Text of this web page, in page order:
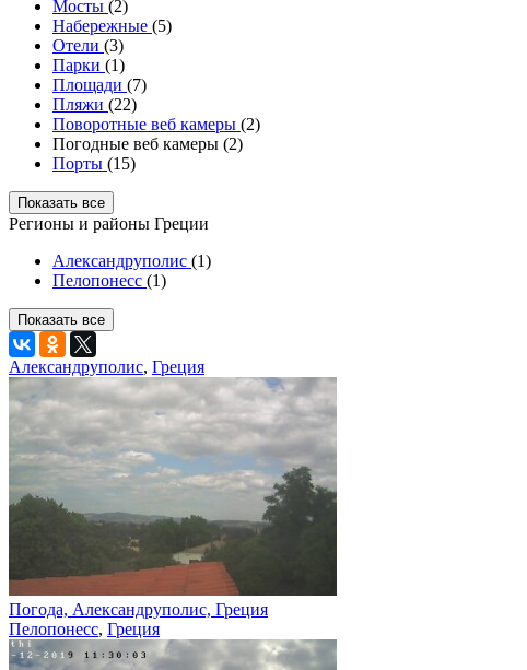
Мосты (2)
Набережные (5)
Отели (3)
Парки (1)
Площади (7)
Пляжи (22)
Поворотные веб камеры (2)
Погодные веб камеры (2)
Порты (15)
Показать все
Регионы и районы Греции
Александруполис (1)
Пелопонесс (1)
Показать все
Александруполис, Греция
Погода, Александруполис, Греция
Пелопонесс, Греция